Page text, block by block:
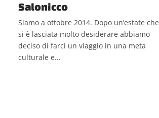
Salonicco
Siamo a ottobre 2014. Dopo un’estate che
si è lasciata molto desiderare abbiamo
deciso di farci un viaggio in una meta
culturale e...